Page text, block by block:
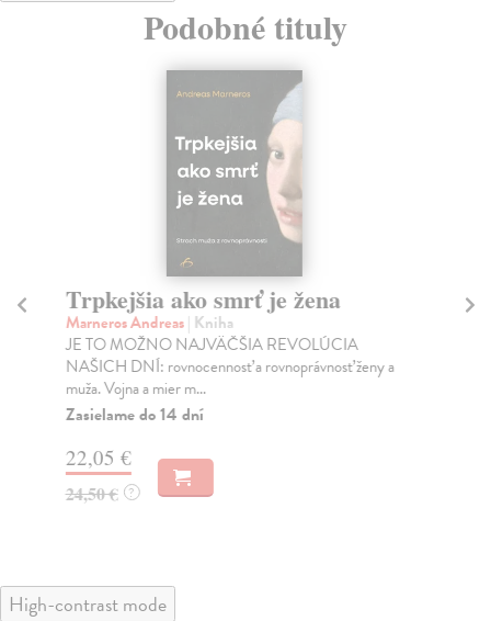
Podobné tituly
Trpkejšia ako smrť je žena
Marneros Andreas| Kniha
JE TO MOŽNO NAJVÄČŠIA REVOLÚCIA
NAŠICH DNÍ: rovnocennosť a rovnoprávnosť ženy a
muža. Vojna a mier m...
Zasielame do 14 dní
22,05 €
24,50 € ?
High-contrast mode